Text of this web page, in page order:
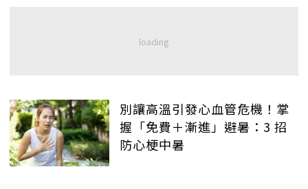
別讓高溫引發心血管危機！掌
握「免費＋漸進」避暑：3 招
防心梗中暑